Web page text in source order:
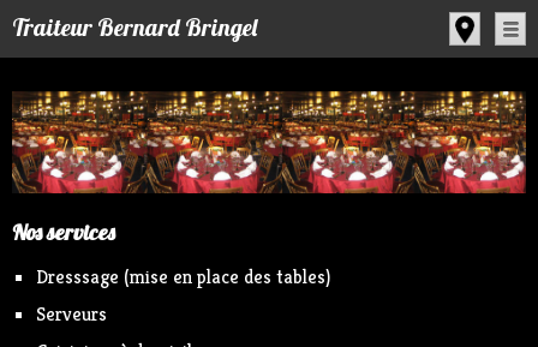
Traiteur Bernard Bringel
Nos services
Dresssage (mise en place des tables)
Serveurs
Panneau de gestion des cookies